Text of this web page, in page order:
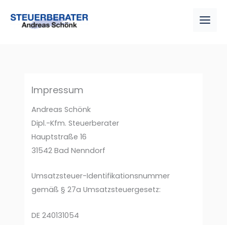
Inhalt
Impressum
Andreas Schönk
Dipl.-Kfm. Steuerberater
Hauptstraße 16
31542 Bad Nenndorf
Umsatzsteuer-Identifikationsnummer
gemäß § 27a Umsatzsteuergesetz:
DE 240131054